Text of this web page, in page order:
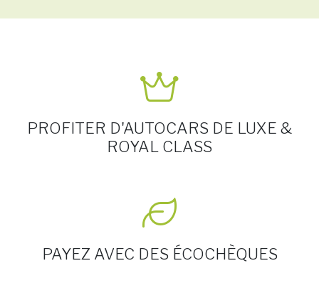
PROFITER D'AUTOCARS DE LUXE &
ROYAL CLASS
PAYEZ AVEC DES ÉCOCHÈQUES